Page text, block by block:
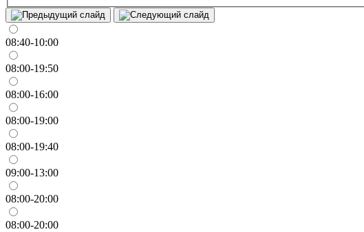
08:40-10:00
08:00-19:50
08:00-16:00
08:00-19:00
08:00-19:40
09:00-13:00
08:00-20:00
08:00-20:00